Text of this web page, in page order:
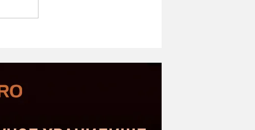
бюджетном сегменте |
и Takstar SM-10